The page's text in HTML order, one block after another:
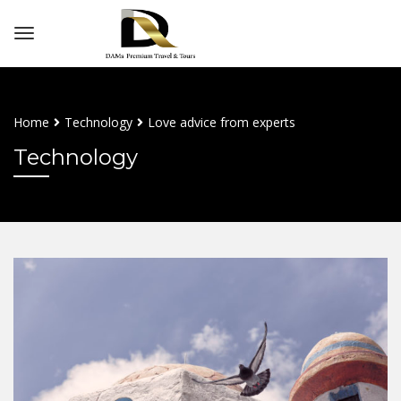
Home Technology Love advice from experts
Technology